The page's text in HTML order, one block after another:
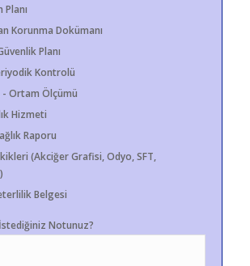
Planı
Korunma Dokümanı
Planı
Kontrolü
Ortam Ölçümü
Hizmeti
Raporu
(Akciğer Grafisi, Odyo, SFT,
Belgesi
Notunuz?